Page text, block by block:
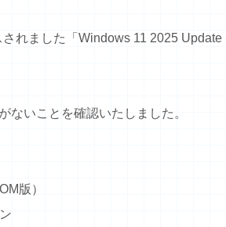
れました「Windows 11 2025
ないことを確認いたしました。
版）